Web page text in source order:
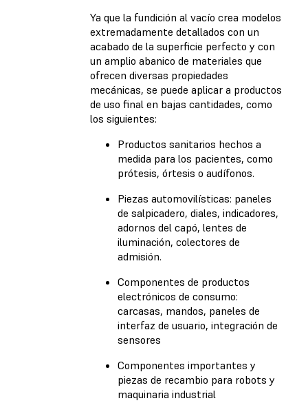
Ya que la fundición al vacío crea modelos
extremadamente detallados con un
acabado de la superficie perfecto y con
un amplio abanico de materiales que
ofrecen diversas propiedades
mecánicas, se puede aplicar a productos
de uso final en bajas cantidades, como
los siguientes:
Productos sanitarios hechos a
medida para los pacientes, como
prótesis, órtesis o audífonos.
Piezas automovilísticas: paneles
de salpicadero, diales, indicadores,
adornos del capó, lentes de
iluminación, colectores de
admisión.
Componentes de productos
electrónicos de consumo:
carcasas, mandos, paneles de
interfaz de usuario, integración de
sensores
Componentes importantes y
piezas de recambio para robots y
maquinaria industrial